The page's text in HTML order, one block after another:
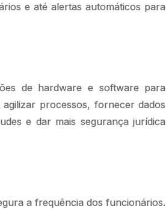
e até alertas automáticos para
de hardware e software para
processos, fornecer dados
e dar mais segurança jurídica
a frequência dos funcionários.